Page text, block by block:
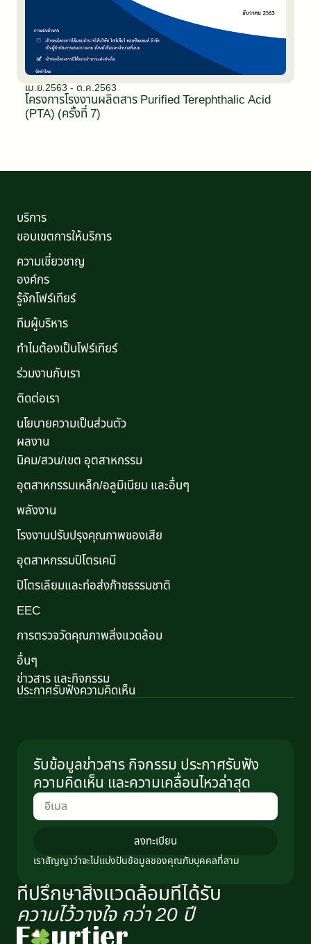
เม.ย.2563 - ต.ค.2563
โครงการโรงงานผลิตสาร Purified Terephthalic Acid
(PTA) (ครั้งที่ 7)
บริการ
ขอบเขตการให้บริการ
ความเชี่ยวชาญ
องค์กร
รู้จักโฟร์เทียร์
ทีมผู้บริหาร
ทำไมต้องเป็นโฟร์เทียร์
ร่วมงานกับเรา
ติดต่อเรา
นโยบายความเป็นส่วนตัว
ผลงาน
นิคม/สวน/เขต อุตสาหกรรม
อุตสาหกรรมเหล็ก/อลูมิเนียม และอื่นๆ
พลังงาน
โรงงานปรับปรุงคุณภาพของเสีย
อุตสาหกรรมปิโตรเคมี
ปิโตรเลียมและท่อส่งก๊าซธรรมชาติ
EEC
การตรวจวัดคุณภาพสิ่งแวดล้อม
อื่นๆ
ข่าวสาร และกิจกรรม
ประกาศรับฟังความคิดเห็น
ที่ปรึกษาสิ่งแวดล้อมที่ได้รับ
ความไว้วางใจ กว่า 20 ปี​
รับข้อมูลข่าวสาร กิจกรรม ประกาศรับฟัง
ความคิดเห็น และความเคลื่อนไหวล่าสุด
ลงทะเบียน
เราสัญญาว่าจะไม่แบ่งปันข้อมูลของคุณกับบุคคลที่สาม